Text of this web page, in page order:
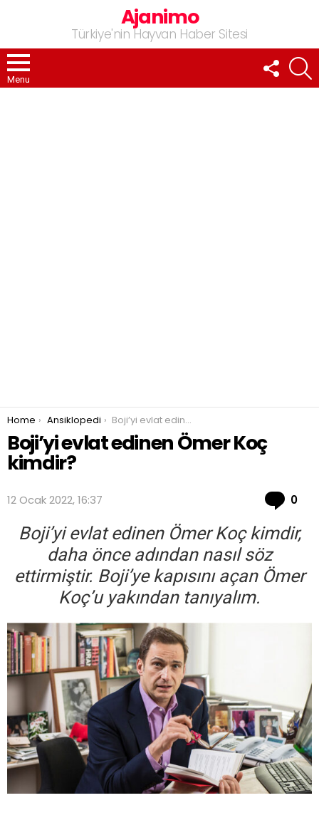
Ajanimo
Türkiye'nin Hayvan Haber Sitesi
Menu
FOLLOW
US
You are here:
Home Ansiklopedi Boji’yi evlat edinen Ömer Koç kimdir?
Boji’yi evlat edinen Ömer Koç
kimdir?
12 Ocak 2022, 16:37 0
Boji’yi evlat edinen Ömer Koç kimdir,
daha önce adından nasıl söz
ettirmiştir. Boji’ye kapısını açan Ömer
Koç’u yakından tanıyalım.